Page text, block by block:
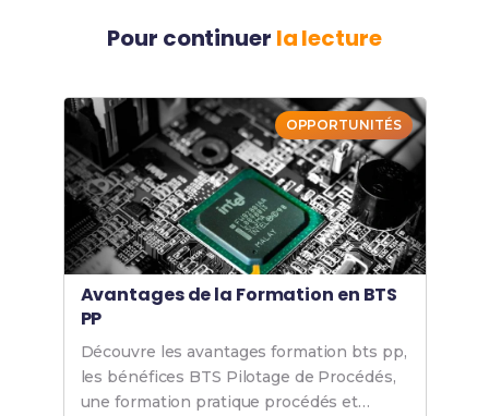
Pour continuer la lecture
OPPORTUNITÉS
Avantages de la Formation en BTS
PP
Découvre les avantages formation bts pp,
les bénéfices BTS Pilotage de Procédés,
une formation pratique procédés et